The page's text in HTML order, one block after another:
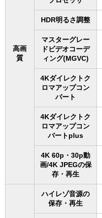
高画
質
HDR明るさ調整
マスターグレー
ドビデオコーデ
ィング(MGVC)
4Kダイレクトク
ロマアップコン
バート
4Kダイレクトク
ロマアップコン
バートplus
4K 60p・30p動
画/4K JPEGの保
存・再生
ハイレゾ音源の
保存・再生